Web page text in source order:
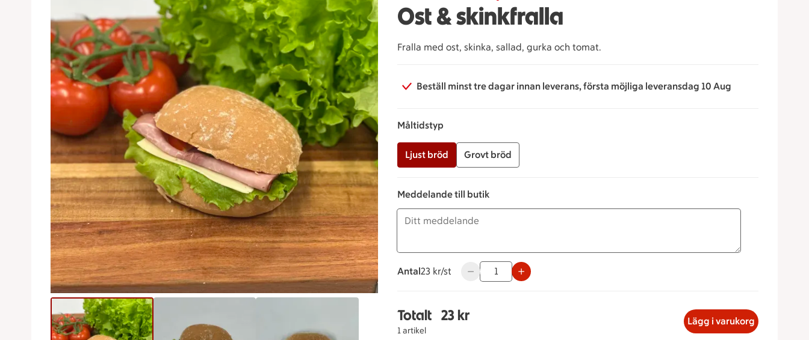
Ost & skinkfralla
Fralla med ost, skinka, sallad, gurka och tomat.
Beställ minst tre dagar innan leverans, första möjliga leveransdag 10 Aug
Måltidstyp
Ljust bröd Grovt bröd
Meddelande till butik
Antal
23 kronor styck
23 kr/st Använd knapparna för att minska eller öka värdet, eller ange ett värde
Totalt
1 artikel
Totalt 1 stycken Ost & skinkfralla Måltidstyp Ljust bröd, 23 kronor
23 kr Lägg i varukorg